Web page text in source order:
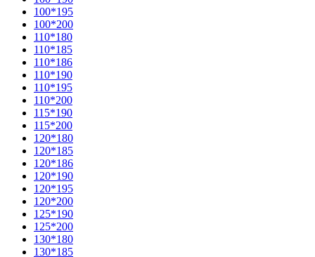
100*195
100*200
110*180
110*185
110*186
110*190
110*195
110*200
115*190
115*200
120*180
120*185
120*186
120*190
120*195
120*200
125*190
125*200
130*180
130*185